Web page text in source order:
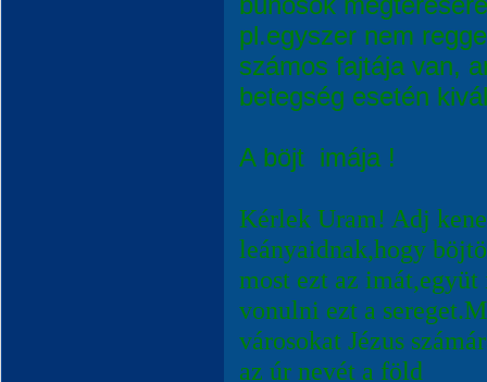
pl.egyszer nem
számos fajtája van,
betegség esetén
A böjt imája !
Kérlek Uram! Adj
leányaidnak,hogy
most ezt az
vonulni ezt a
városokat Jézus
az úr nevét a föld